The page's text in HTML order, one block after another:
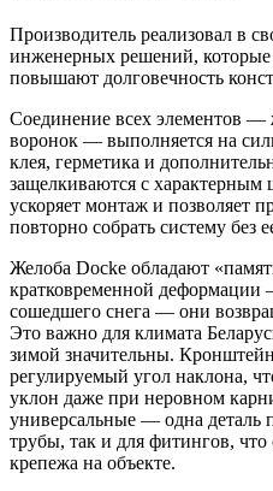
Производитель реализовал в
инженерных решений,
повышают долговечность
Соединение всех элементов —
воронок — выполняется на
клея, герметика и
защелкиваются с характерным
ускоряет монтаж и позволяет
повторно собрать систему без
Желоба Docke обладают
кратковременной
сошедшего снега — они
Это важно для климата
зимой значительны.
регулируемый угол наклона,
уклон даже при неровном
универсальные — одна деталь
трубы, так и для фитингов, что
крепежа на объекте.